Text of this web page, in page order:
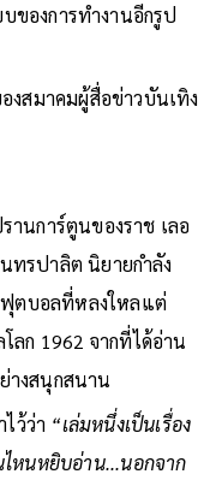
ของการทำงานอีกรูป
งสมาคมผู้สื่อข่าวบันเทิง
านการ์ตูนของราช เลอ
ทรปาลิต นิยายกำลัง
ตบอลที่หลงใหลแต่
โลก 1962 จากที่ได้อ่าน
างสนุกสนาน
ว้ว่า “เล่มหนึ่งเป็นเรื่อง
หนหยิบอ่าน...นอกจาก